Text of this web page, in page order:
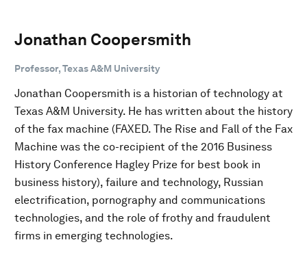
Jonathan Coopersmith
Professor, Texas A&M University
Jonathan Coopersmith is a historian of technology at
Texas A&M University. He has written about the history
of the fax machine (FAXED. The Rise and Fall of the Fax
Machine was the co-recipient of the 2016 Business
History Conference Hagley Prize for best book in
business history), failure and technology, Russian
electrification, pornography and communications
technologies, and the role of frothy and fraudulent
firms in emerging technologies.